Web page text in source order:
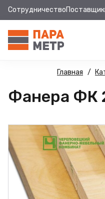
Сотрудничество
Главная
Фанера ФК